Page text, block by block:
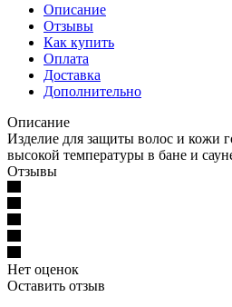
Описание
Отзывы
Как купить
Оплата
Доставка
Дополнительно
Описание
Изделие для защиты волос и кожи
высокой температуры в бане и
Отзывы
Нет оценок
Оставить отзыв